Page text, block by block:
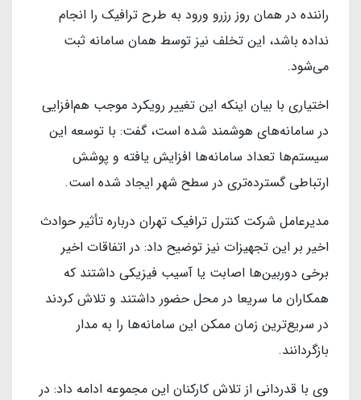
راننده در همان روز رزرو ورود به طرح ترافیک را انجام
نداده باشد، این تخلف نیز توسط همان سامانه ثبت
می‌شود.
اختیاری با بیان اینکه این تغییر رویکرد موجب هم‌افزایی
در سامانه‌های هوشمند شده است، گفت: با توسعه این
سیستم‌ها تعداد سامانه‌ها افزایش یافته و پوشش
ارتباطی گسترده‌تری در سطح شهر ایجاد شده است.
مدیرعامل شرکت کنترل ترافیک تهران درباره تأثیر حوادث
اخیر بر این تجهیزات نیز توضیح داد: در اتفاقات اخیر
برخی دوربین‌ها اصابت یا آسیب فیزیکی داشتند که
همکاران ما سریعا در محل حضور داشتند و تلاش کردند
در سریع‌ترین زمان ممکن این سامانه‌ها را به مدار
بازگردانند.
وی با قدردانی از تلاش کارکنان این مجموعه ادامه داد: در